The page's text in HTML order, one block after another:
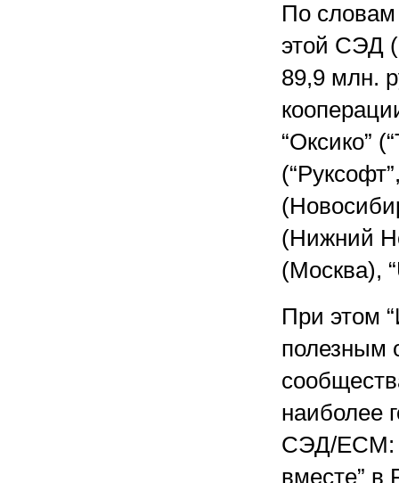
По словам
этой СЭД
89,9 млн.
“Оксико”
(Нижний
(Москва),
При этом
полезным
наиболее
СЭД/ECM:
вместе” в